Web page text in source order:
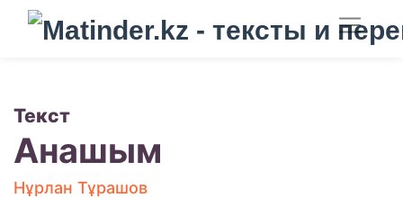
Текст
Анашым
Нұрлан Тұрашов